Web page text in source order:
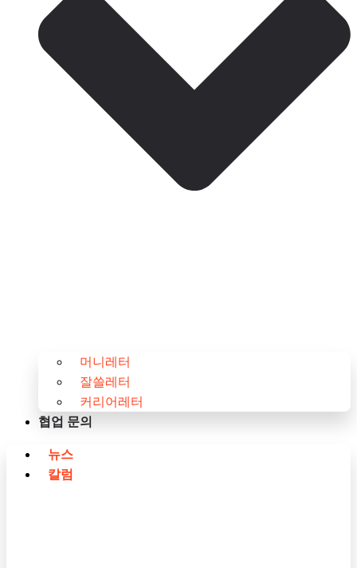
머니레터
잘쓸레터
커리어레터
협업 문의
뉴스
칼럼